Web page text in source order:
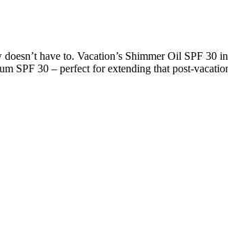
have to. Vacation’s Shimmer Oil SPF
SPF 30 – perfect for extending that post-